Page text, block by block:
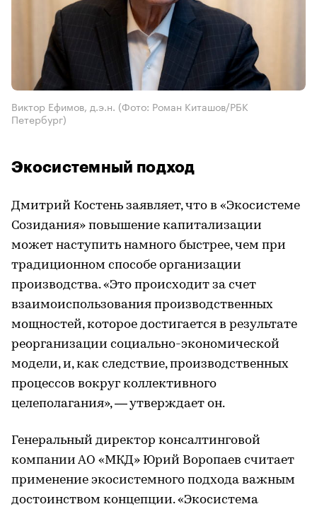
Виктор Ефимов, д.э.н. (Фото: Роман Киташов/РБК
Петербург)
Экосистемный подход
Дмитрий Костень заявляет, что в «Экосистеме
Созидания» повышение капитализации
может наступить намного быстрее, чем при
традиционном способе организации
производства. «Это происходит за счет
взаимоиспользования производственных
мощностей, которое достигается в результате
реорганизации социально-экономической
модели, и, как следствие, производственных
процессов вокруг коллективного
целеполагания», — утверждает он.
Генеральный директор консалтинговой
компании АО «МКД» Юрий Воропаев считает
применение экосистемного подхода важным
достоинством концепции. «Экосистема